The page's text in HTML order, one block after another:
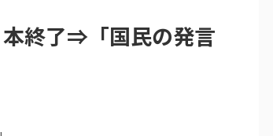
本終了⇒「国民の発言